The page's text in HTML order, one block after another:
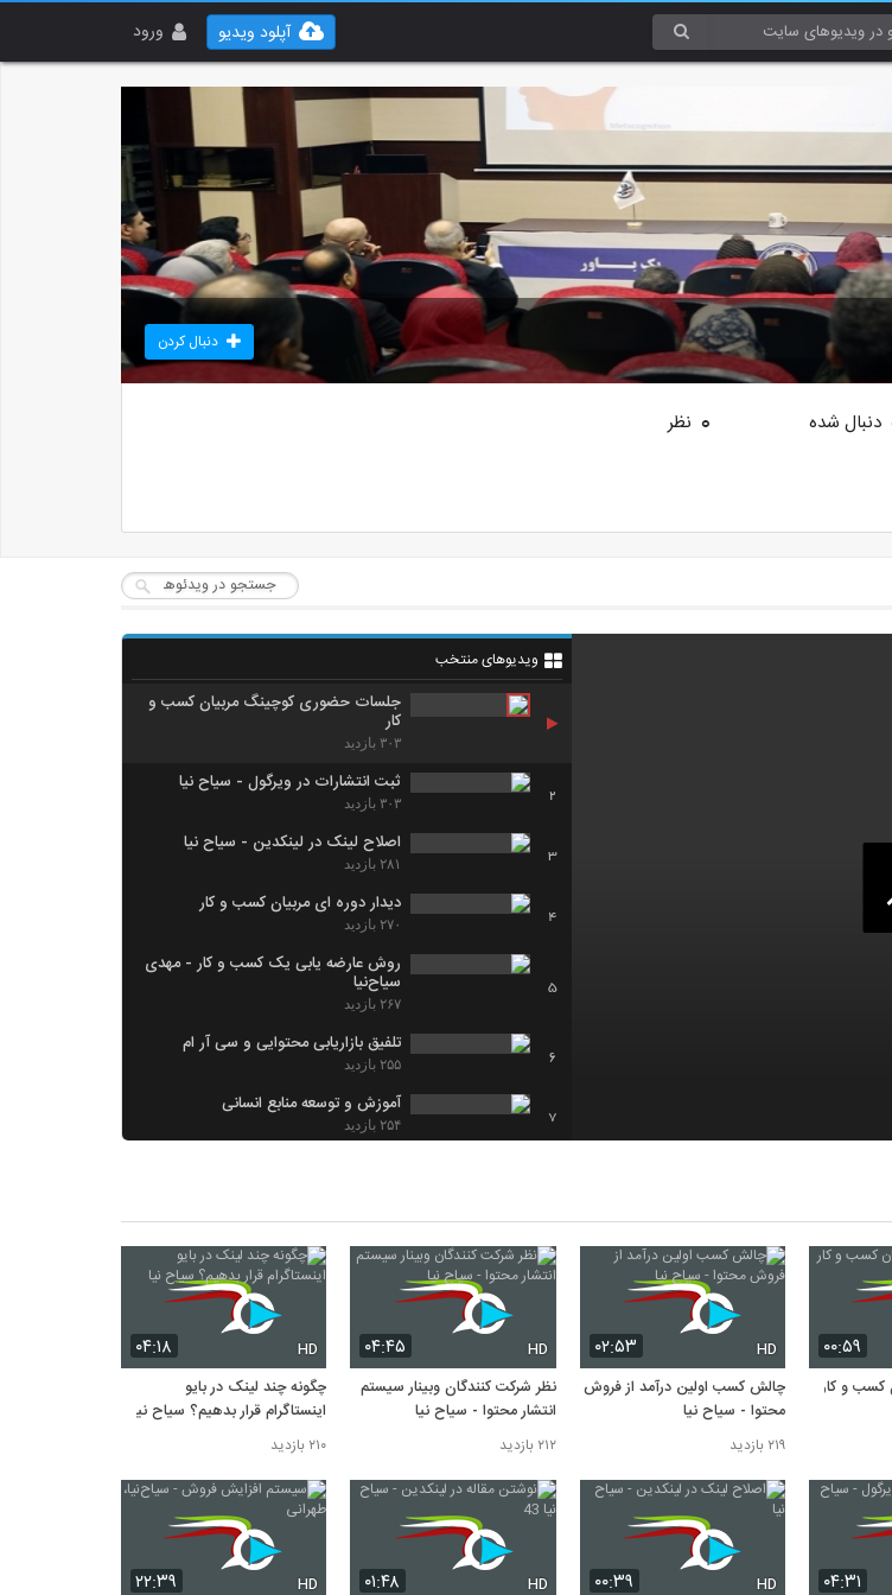
ورود آپلود ویدیو
دنبال کردن
دنبال شده 0 نظر
ویدیوهای منتخب
جلسات حضوری کوچینگ مربیان کسب و
کار
۳۰۳ بازدید
2
ثبت انتشارات در ویرگول - سیاح نیا
۳۰۳ بازدید
3
اصلاح لینک در لینکدین - سیاح نیا
۲۸۱ بازدید
4
دیدار دوره ای مربیان کسب و کار
۲۷۰ بازدید
5
روش عارضه یابی یک کسب و کار - مهدی
سیاح‌نیا
۲۶۷ بازدید
6
تلفیق بازاریابی محتوایی و سی آر ام
۲۵۵ بازدید
7
آموزش و توسعه منابع انسانی
۲۵۴ بازدید
نوشتن مقاله در لینکدین - سیاح نیا 43
۲۴۹ بازدید
برودکست واتس اپ - سیاح نیا
۲۴۸ بازدید
۰۰:۵۹
کسب و کار
۰۲:۵۳ HD
چالش کسب اولین درآمد از فروش
محتوا - سیاح نیا
۲۱۹ بازدید
۰۴:۴۵ HD
نظر شرکت کنندگان وبینار سیستم
انتشار محتوا - سیاح نیا
۲۱۲ بازدید
۰۴:۱۸ HD
چگونه چند لینک در بایو
اینستاگرام قرار بدهیم؟ سیاح نیا
۲۱۰ بازدید
۰۴:۳۱ ۰۰:۳۹ HD ۰۱:۴۸ HD ۲۲:۳۹ HD